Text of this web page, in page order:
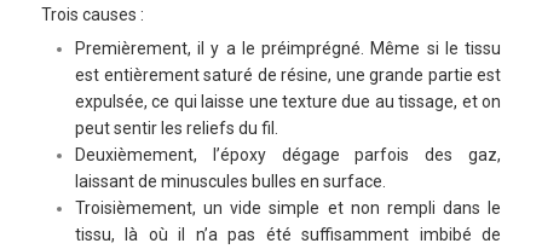
Trois causes :
Premièrement, il y a le préimprégné. Même si le tissu
est entièrement saturé de résine, une grande partie est
expulsée, ce qui laisse une texture due au tissage, et on
peut sentir les reliefs du fil.
Deuxièmement, l’époxy dégage parfois des gaz,
laissant de minuscules bulles en surface.
Troisièmement, un vide simple et non rempli dans le
tissu, là où il n’a pas été suffisamment imbibé de